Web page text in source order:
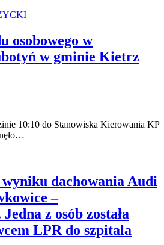
osobowego w
w gminie Kietrz
10:10 do Stanowiska Kierowania KP
wyniku dachowania Audi
–
z osób została
LPR do szpitala